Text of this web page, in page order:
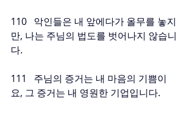
110   악인들은 내 앞에다가 올무를 놓지
만, 나는 주님의 법도를 벗어나지 않습니
다.
111   주님의 증거는 내 마음의 기쁨이
요, 그 증거는 내 영원한 기업입니다.